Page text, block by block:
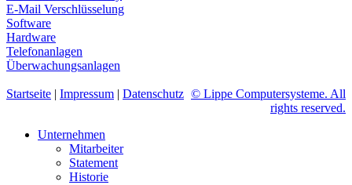
E-Mail Verschlüsselung
Software
Hardware
Telefonanlagen
Überwachungsanlagen
Startseite | Impressum | Datenschutz © Lippe Computersysteme. All
rights reserved.
Unternehmen
Mitarbeiter
Statement
Historie